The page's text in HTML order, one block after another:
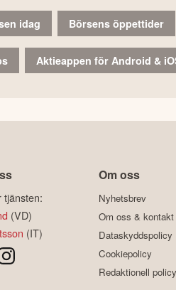
idag Börsens öppettider
Aktieappen för Android &
tjänsten:
(VD)
(IT)
Om oss
Nyhetsbrev
Om oss & kontakt
Dataskyddspolicy
Cookiepolicy
Redaktionell policy